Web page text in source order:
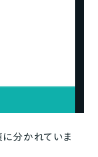
分かれていま